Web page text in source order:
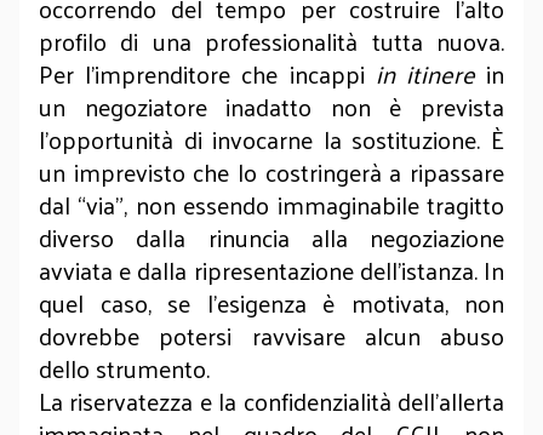
profilo di una professionalità tutta nuova.
Per l’imprenditore che incappi in itinere in
un negoziatore inadatto non è prevista
l’opportunità di invocarne la sostituzione. È
un imprevisto che lo costringerà a ripassare
dal “via”, non essendo immaginabile tragitto
diverso dalla rinuncia alla negoziazione
avviata e dalla ripresentazione dell’istanza. In
quel caso, se l’esigenza è motivata, non
dovrebbe potersi ravvisare alcun abuso
dello strumento.
La riservatezza e la confidenzialità dell’allerta